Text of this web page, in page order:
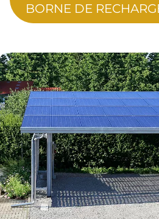
BORNE DE